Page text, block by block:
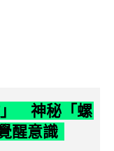
」 神秘「螺
醒意識